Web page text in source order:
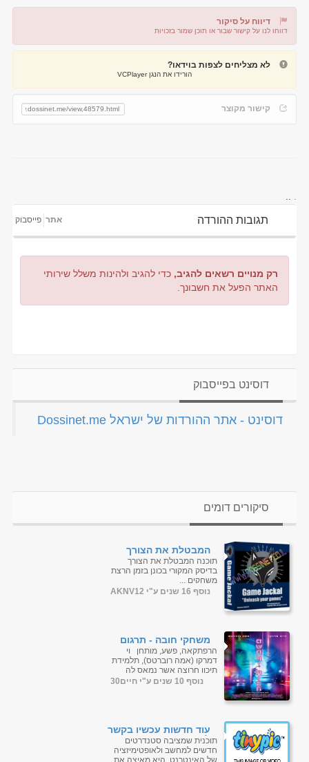
דיווח על סיקור
דווחו לנו על קישור שבור או תוכן שמור בזכויות
דיווח על קישור שבור
לא מצליחים לצפות בוידאו?
הורידו את הנגן VCPlayer
קישור מקוצר
תגובות ההורדה אתר פייסבוק
רק מנויים רשאים להגיב, כדי להגיב ולהינות משלל שירותי
האתר הפעל את חשבונך.
דוסינט בפייסבוק
‏דוסינט - אתר ההורדות של ישראל Dossinet.me‏
סיקורים דומים
המבטלת את הצורך
בדיסק המקורי בכונן בזמן
הרצת
משחקיםGameJackal Pro
4.1.0.7 Final
תוכנה המבטלת את הצורך
בדיסק המקורי בכונן בזמן הרצת
משחקים ...
נוסף 16 שנים ע"י AKNV12
משחקי חובה - תרגום
מובנה - BDRip
הרפתקאה, פשע, מותחן וי
דמרקו (אמה רוברטס), תלמידת
תיכון חרוצה אשר נמאס לה
לצפות בחיים מהצד. כאשר היא
נוסף 10 שנים ע"י חיים30
עוד חדשות עכשיו בקשר
להאצת
משחקים|ניידת|GameThrust
1.8.30.2010 Portable
תוכנית שמציבה סטנדרטים
חדשים למחשב ולאופטימיזציה
של האינטרנט. היא מאיצה את